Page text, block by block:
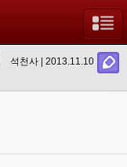
석천사 | 2013.11.10